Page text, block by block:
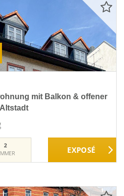
mit Balkon & offener
2